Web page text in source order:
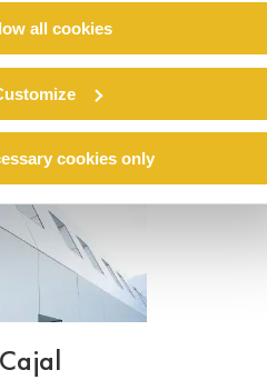
all cookies
cookies only
shelter Stein